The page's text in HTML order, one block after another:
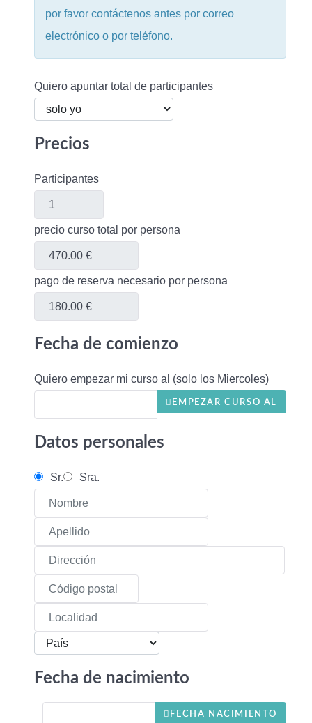
por favor contáctenos antes por correo
electrónico o por teléfono.
Quiero apuntar total de participantes
Precios
Participantes
precio curso total por persona
pago de reserva necesario por persona
Fecha de comienzo
Quiero empezar mi curso al (solo los Miercoles)
EMPEZAR CURSO AL
Datos personales
Sr. Sra.
Fecha de nacimiento
FECHA NACIMIENTO